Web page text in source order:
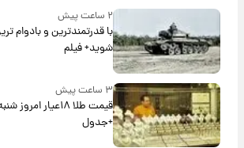
۲ ساعت پیش
با قدرتمندترین و بادوام
شوید+ فیلم
۳ ساعت پیش
+جدول